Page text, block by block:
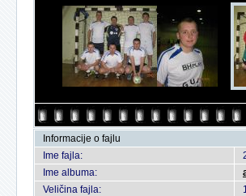
Informacije o fajlu
Ime fajla:
Ime albuma:
Veličina fajla: